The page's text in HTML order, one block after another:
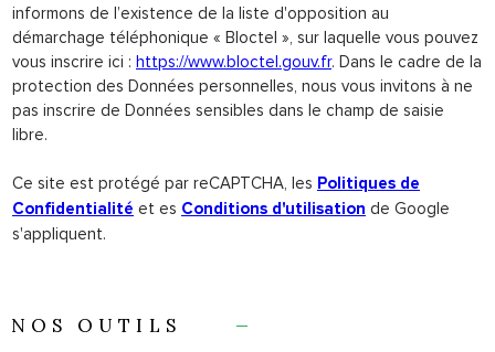
informons de l’existence de la liste d'opposition au
démarchage téléphonique « Bloctel », sur laquelle vous pouvez
vous inscrire ici : https://www.bloctel.gouv.fr. Dans le cadre de la
protection des Données personnelles, nous vous invitons à ne
pas inscrire de Données sensibles dans le champ de saisie
libre.
Ce site est protégé par reCAPTCHA, les Politiques de
Confidentialité et es Conditions d'utilisation de Google
s'appliquent.
NOS OUTILS